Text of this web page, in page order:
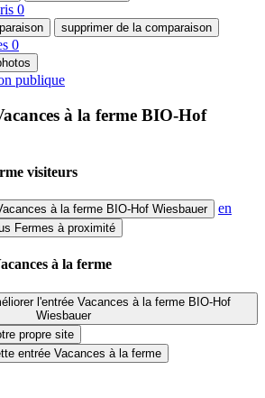
0
supprimer de la comparaison
0
publique
à la ferme BIO-Hof
visiteurs
à la ferme BIO-Hof Wiesbauer
en
Fermes à proximité
à la ferme
l'entrée Vacances à la ferme BIO-Hof
Wiesbauer
propre site
entrée Vacances à la ferme